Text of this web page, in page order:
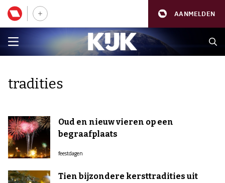
AANMELDEN
tradities
Oud en nieuw vieren op een
begraafplaats
feestdagen
Tien bijzondere kersttradities uit